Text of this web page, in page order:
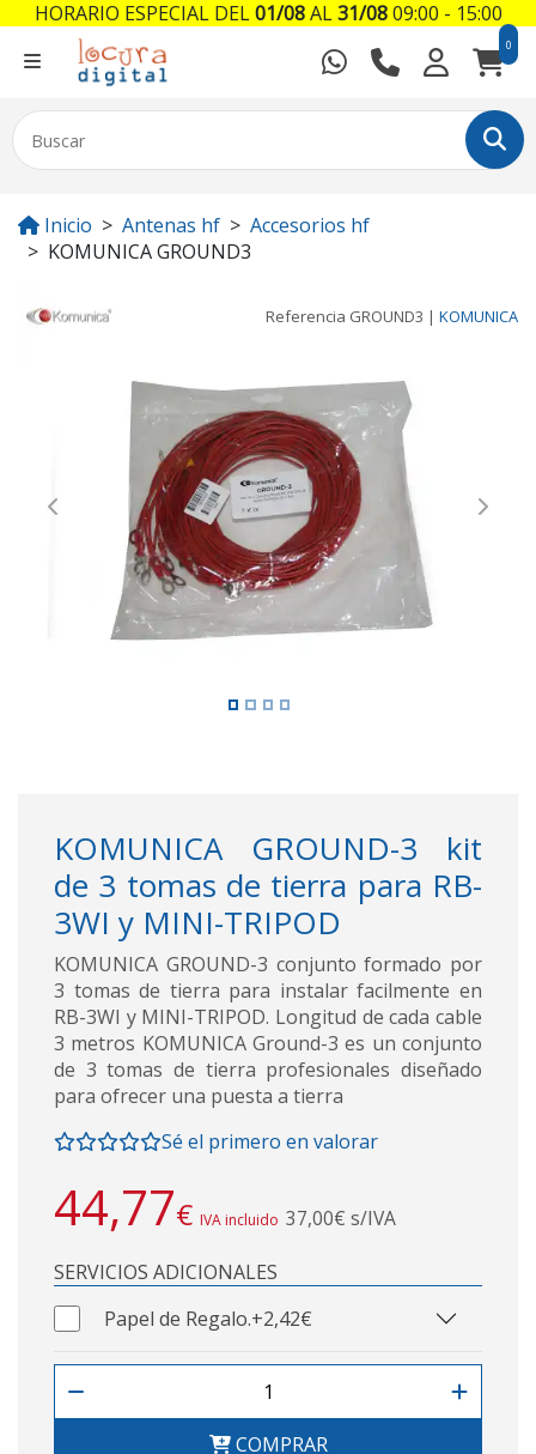
0
Inicio Antenas hf
Accesorios hf
KOMUNICA GROUND3
Referencia GROUND3 | KOMUNICA
Previous Next
KOMUNICA GROUND-3 kit
de 3 tomas de tierra para RB-
3WI y MINI-TRIPOD
KOMUNICA GROUND-3 conjunto formado por
3 tomas de tierra para instalar facilmente en
RB-3WI y MINI-TRIPOD. Longitud de cada cable
3 metros KOMUNICA Ground-3 es un conjunto
de 3 tomas de tierra profesionales diseñado
para ofrecer una puesta a tierra
Sé el primero en valorar
44,77€ IVA incluido 37,00€ s/IVA
SERVICIOS ADICIONALES
Papel de Regalo.+2,42€
COMPRAR
HORARIO ESPECIAL DEL01/08AL31/0809:00 - 15:00